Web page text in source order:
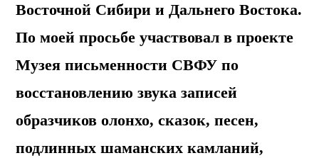
Восточной Сибири и Дальнего Востока.
По моей просьбе участвовал в проекте
Музея письменности СВФУ по
восстановлению звука записей
образчиков олонхо, сказок, песен,
подлинных шаманских камланий,